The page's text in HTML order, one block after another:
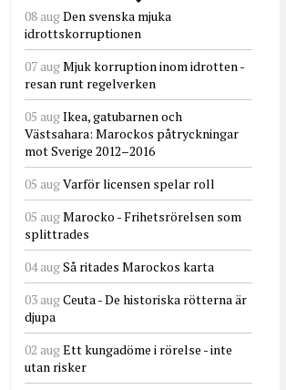
08 augDen svenska mjuka
idrottskorruptionen
07 augMjuk korruption inom idrotten -
resan runt regelverken
05 augIkea, gatubarnen och
Västsahara: Marockos påtryckningar
mot Sverige 2012–2016
05 augVarför licensen spelar roll
05 augMarocko - Frihetsrörelsen som
splittrades
04 augSå ritades Marockos karta
03 augCeuta - De historiska rötterna är
djupa
02 augEtt kungadöme i rörelse - inte
utan risker